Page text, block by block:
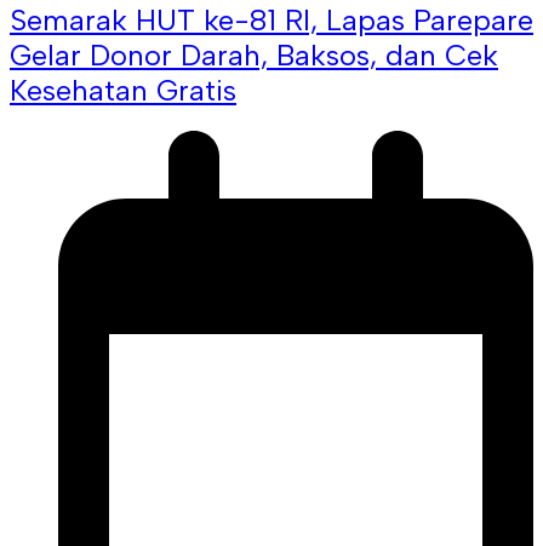
Semarak HUT ke-81 RI, Lapas Parepare
Gelar Donor Darah, Baksos, dan Cek
Kesehatan Gratis